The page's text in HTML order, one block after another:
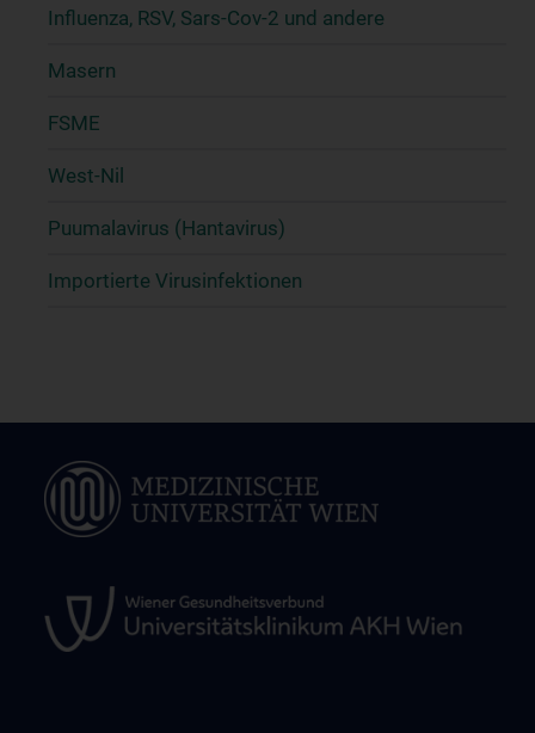
Influenza, RSV, Sars-Cov-2 und andere
Masern
FSME
West-Nil
Puumalavirus (Hantavirus)
Importierte Virusinfektionen